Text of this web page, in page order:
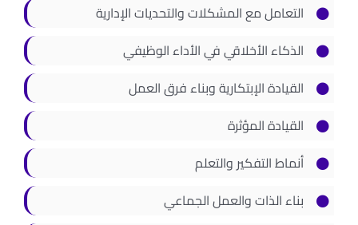
التعامل مع المشكلات والتحديات الإدارية
الذكاء الأخلاقي في الأداء الوظيفي
القيادة الإبتكارية وبناء فرق العمل
القيادة المؤثرة
أنماط التفكير والتعلم
بناء الذات والعمل الجماعي